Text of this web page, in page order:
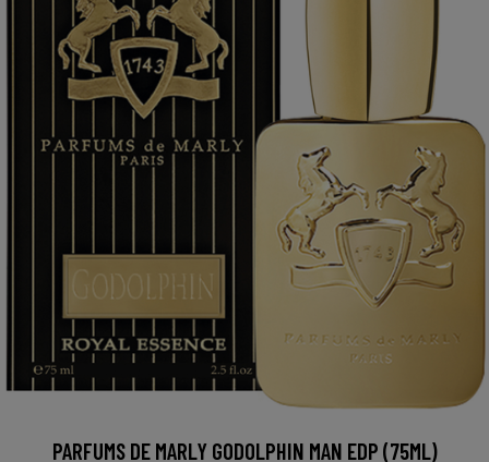
PARFUMS DE MARLY GODOLPHIN MAN EDP (75ML)